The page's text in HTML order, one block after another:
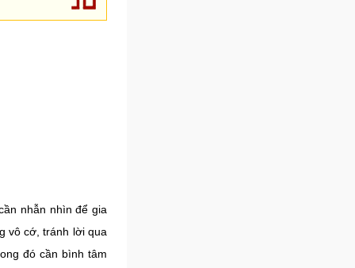
nhẫn nhìn để gia
vô cớ, tránh lời qua
đó cần bình tâm